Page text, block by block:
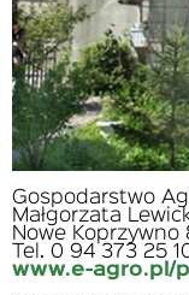
Gospodarstwo
Małgorzata
Nowe Koprzywno
Tel. 0 94 373 25
www.e-agro.pl/